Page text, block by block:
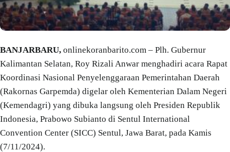
BANJARBARU, onlinekoranbarito.com – Plh. Gubernur
Kalimantan Selatan, Roy Rizali Anwar menghadiri acara Rapat
Koordinasi Nasional Penyelenggaraan Pemerintahan Daerah
(Rakornas Garpemda) digelar oleh Kementerian Dalam Negeri
(Kemendagri) yang dibuka langsung oleh Presiden Republik
Indonesia, Prabowo Subianto di Sentul International
Convention Center (SICC) Sentul, Jawa Barat, pada Kamis
(7/11/2024).